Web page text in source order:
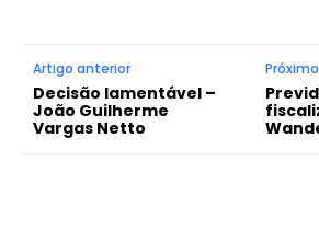
Artigo anterior
Decisão lamentável –
João Guilherme
Vargas Netto